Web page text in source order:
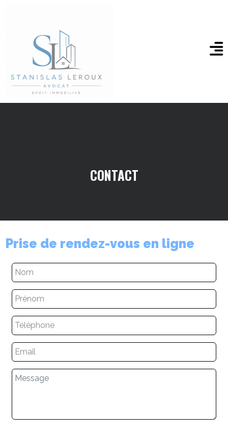
CONTACT
Prise de rendez-vous en ligne